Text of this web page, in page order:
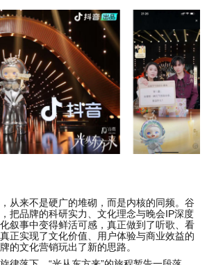
从来不是硬广的堆砌，而是内核的同频。谷
把品牌的科研实力、文化理念与晚会IP深度
叙事中变得鲜活可感，真正做到了听歌、看
正实现了文化价值、用户体验与商业效益的
的文化营销玩出了新的思路。